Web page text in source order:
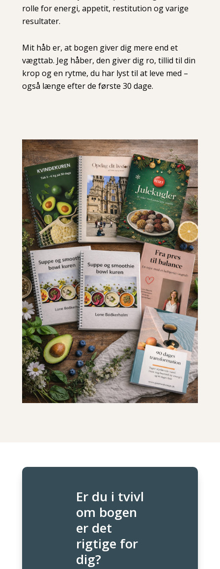
rolle for energi, appetit, restitution og varige
resultater.
Mit håb er, at bogen giver dig mere end et
vægttab. Jeg håber, den giver dig ro, tillid til din
krop og en rytme, du har lyst til at leve med –
også længe efter de første 30 dage.
Er du i tvivl
om bogen
er det
rigtige for
dig?